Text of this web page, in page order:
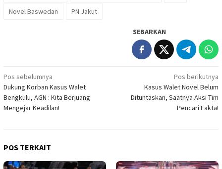
Novel Baswedan
PN Jakut
SEBARKAN
Navigasi
pos
Pos sebelumnya
Dukung Korban Kasus Walet
Bengkulu, AGN : Kita Berjuang
Mengejar Keadilan!
Pos berikutnya
Kasus Walet Novel Belum
Dituntaskan, Saatnya Aksi Tim
Pencari Fakta!
POS TERKAIT